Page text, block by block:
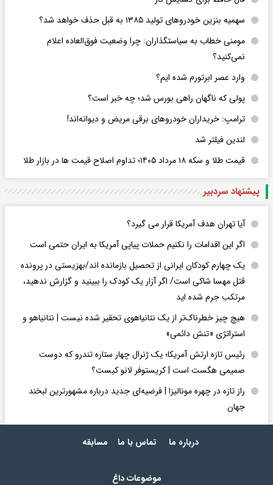
سهمیه بنزین خودروهای تولید ۱۳۸۵ به قبل حذف خواهد شد؟
مومنی خطاب به سیاستگذاران: چرا وضعیت فوق‌العاده اعلام
نمی‌کنید؟
وارد عصر ابرتورم شده ایم؟
پولی که ناگهان راهی بورس شد؛ چه خبر است؟
ترامپ: خریداران خودروهای برقی مریض و دیوانه‌اند!
لندین فیلتر شد
قیمت طلا و سکه ۱۸ مرداد ۱۴۰۵؛ تداوم اصلاح قیمت ها در بازار طلا
پیشنهاد سردبیر
آیا تهران هدف آمریکا قرار می گیرد؟
اگر این اقدامات را نکنیم حملات پیاپی آمریکا به ایران حتمی است
یک چهارم کودکان ایرانی از تحصیل بازمانده اند/بهزیستی در پرونده
قتل مهسا شاکی است/ اگر آزار یک کودک را ببینید و گزارش ندهید،
مرتکب جرم شده اید
هیچ چیز خطرناک‌تر از یک نتانیاهوی تحقیر شده نیست | نتانیاهو و
استراتژی «تنش دائمی»
رئیس تازه ارتش آمریکا؛ یک ژنرال چهار ستاره تندرو که دوست
صمیمی هگست است | کریستوفر لانو کیست؟
راز تازه در چهره مونالیزا | فرضیه‌ای جدید درباره مشهورترین لبخند
جهان
درباره ما تماس با ما مسابقه
موضوعات داغ